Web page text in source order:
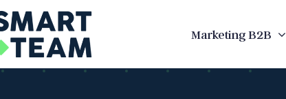
to
content
Marketing B2B